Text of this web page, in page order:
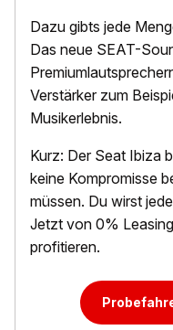
Dazu gibts jede
Das neue SEAT-
Verstärker zum
Musikerlebnis.
Kurz: Der Seat Ibiza
keine Kompromisse
müssen. Du wirst
Jetzt von 0%
profitieren.